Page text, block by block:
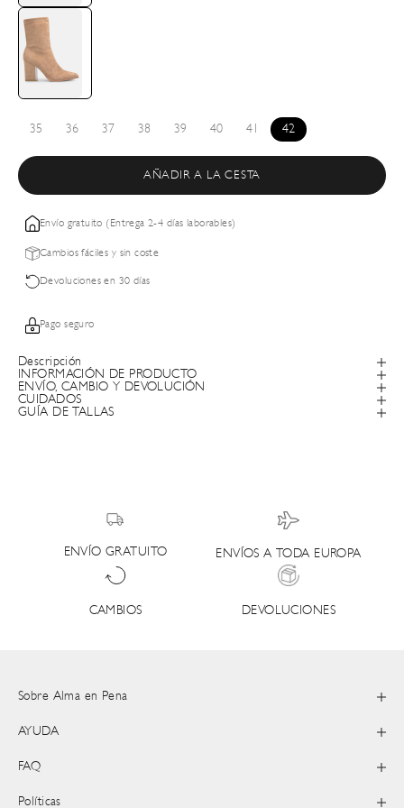
35 36 37 38 39 40 41 42
AÑADIR A LA CESTA
Envío gratuito (Entrega 2-4 días laborables)
Cambios fáciles y sin coste
Devoluciones en 30 días
Pago seguro
Descripción
INFORMACIÓN DE PRODUCTO
ENVÍO, CAMBIO Y DEVOLUCIÓN
CUIDADOS
GUÍA DE TALLAS
ENVÍO GRATUITO ENVÍOS A TODA EUROPA
CAMBIOS DEVOLUCIONES
Sobre Alma en Pena
AYUDA
FAQ
Políticas